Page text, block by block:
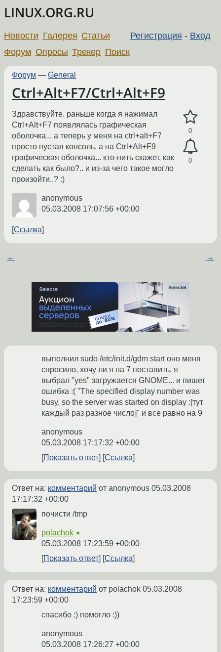
LINUX.ORG.RU
Регистрация - Вход
Новости Галерея Статьи
Форум Опросы Трекер Поиск
Форум — General
Ctrl+Alt+F7/Ctrl+Alt+F9
0
0
Здравствуйте. раньше когда я нажимал
Ctrl+Alt+F7 появлялась графическая
оболочка... а теперь у меня на ctrl+alt+F7
просто пустая консоль, а на Ctrl+Alt+F9
графическая оболочка... кто-нить скажет, как
сделать как было?.. и из-за чего такое могло
произойти..? :)
anonymous
05.03.2008 17:07:56 +00:00
Ссылка
← →
выполнил sudo /etc/init.d/gdm start оно меня
спросило, хочу ли я на 7 поставить, я
выбрал "yes" загружается GNOME... и пишет
ошибка :( "The specified display number was
busy, so the server was started on display :[тут
каждый раз разное число]" и все равно на 9
anonymous
05.03.2008 17:17:32 +00:00
Показать ответ
Ссылка
Ответ на: комментарий от anonymous 05.03.2008
17:17:32 +00:00
почисти /tmp
polachok ★
05.03.2008 17:23:59 +00:00
Показать ответ
Ссылка
Ответ на: комментарий от polachok 05.03.2008
17:23:59 +00:00
спасибо :) помогло :))
anonymous
05.03.2008 17:26:27 +00:00